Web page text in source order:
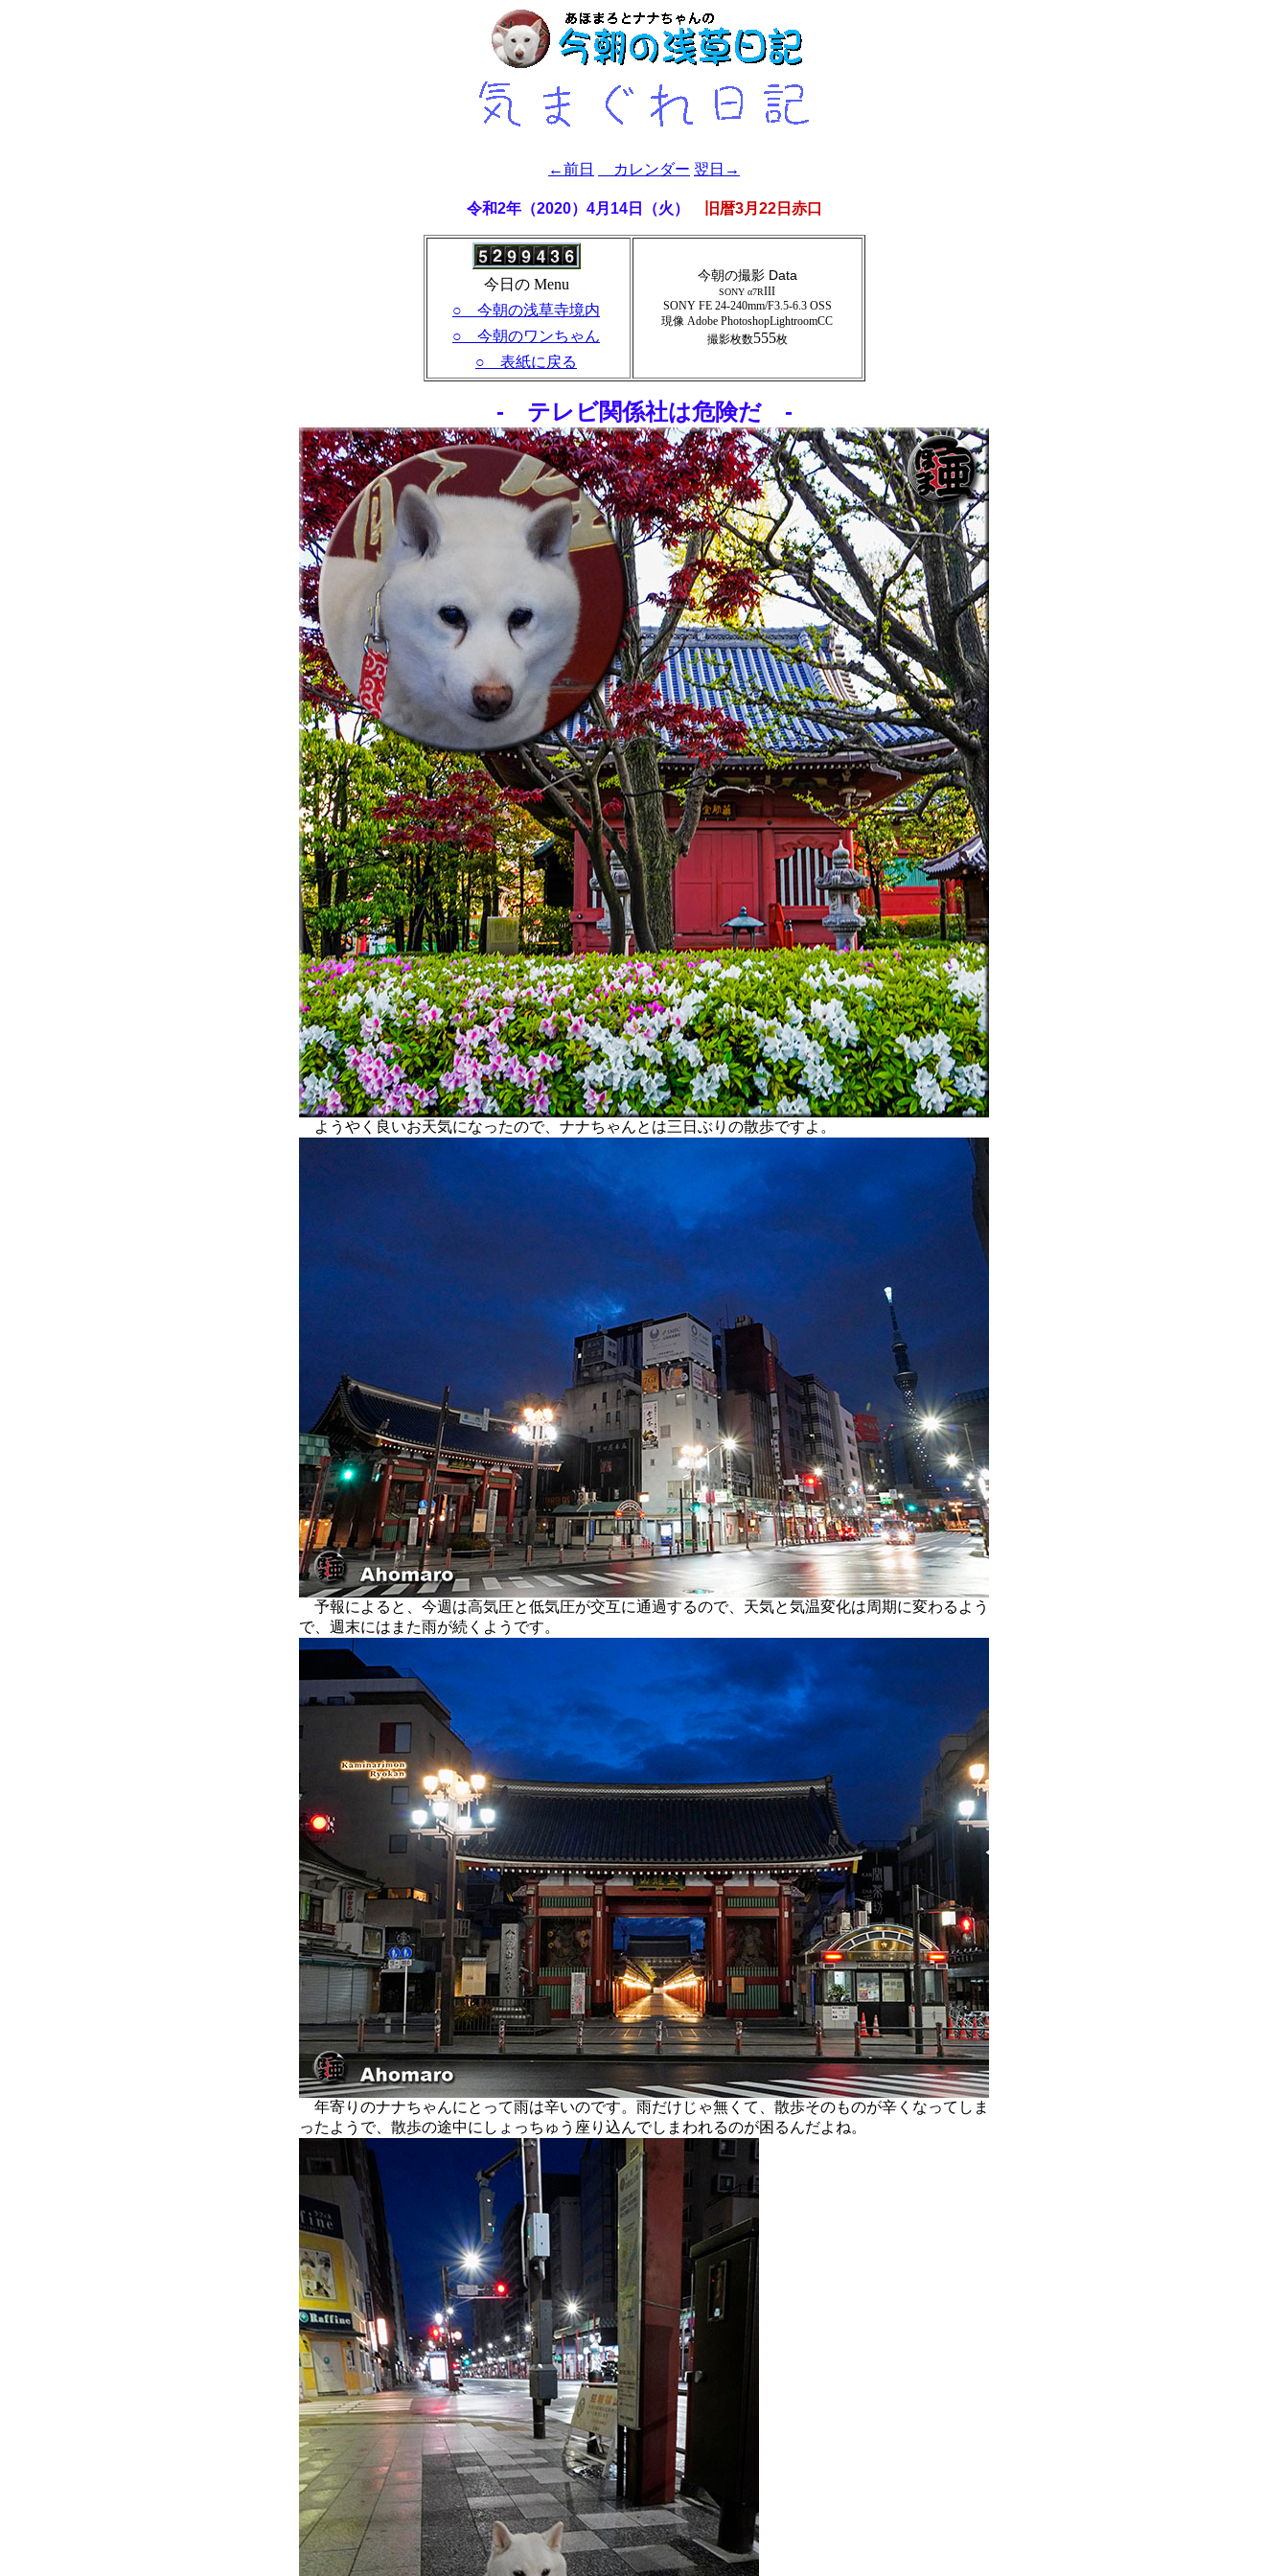
←前日 カレンダー 翌日→
令和2年（2020）4月14日（火） 旧暦3月22日赤口
今日の Menu
○ 今朝の浅草寺境内
○ 今朝のワンちゃん
○ 表紙に戻る
今朝の撮影 Data
SONY α7RIII
SONY FE 24-240mm/F3.5-6.3 OSS
現像 Adobe PhotoshopLightroomCC
撮影枚数555枚
- テレビ関係社は危険だ -
ようやく良いお天気になったので、ナナちゃんとは三日ぶりの散歩ですよ。
予報によると、今週は高気圧と低気圧が交互に通過するので、天気と気温変化は周期に変わるよう
で、週末にはまた雨が続くようです。
年寄りのナナちゃんにとって雨は辛いのです。雨だけじゃ無くて、散歩そのものが辛くなってしま
ったようで、散歩の途中にしょっちゅう座り込んでしまわれるのが困るんだよね。